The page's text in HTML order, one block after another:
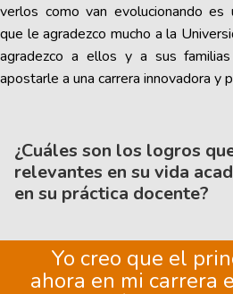
verlos como van evolucionando es
que le agradezco mucho a la
agradezco a ellos y a sus
apostarle a una carrera innovadora y
¿Cuáles son los logros
relevantes en su vida
en su práctica docente?
Yo creo que el
ahora en mi carrera